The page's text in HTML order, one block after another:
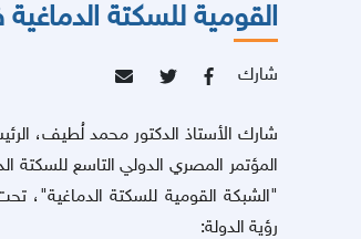
القومية للسكتة
شارك
شارك الأستاذ الدكتور محمد لُطيف،
المؤتمر المصري الدولي التاسع للسكتة
"الشبكة القومية للسكتة الدماغية"،
رؤية الدولة: